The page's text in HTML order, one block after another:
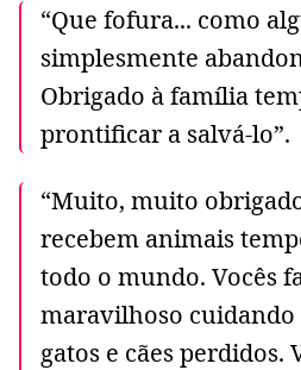
“Que fofura... como
simplesmente
Obrigado à família
prontificar a salvá-lo”.
“Muito, muito
recebem animais
todo o mundo. Vocês
maravilhoso cuidando
gatos e cães perdidos.